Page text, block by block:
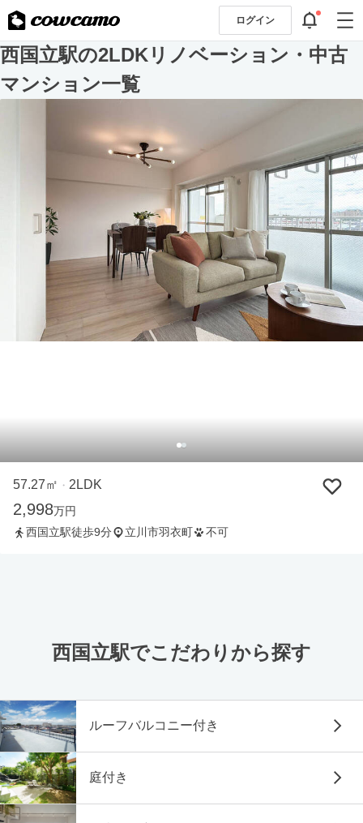
ログイン
西国立駅の2LDKリノベーション・中古
マンション一覧
57.27㎡ ・ 2LDK
2,998万円
西国立駅徒歩9分
立川市羽衣町 不可
西国立駅でこだわりから探す
ルーフバルコニー付き
庭付き